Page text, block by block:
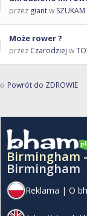
przez giantw SZUKAM
Może rower ?
przez Czarodziej w
Powrót do ZDROWIE
Birmingham -
Birmingham
Reklama | O